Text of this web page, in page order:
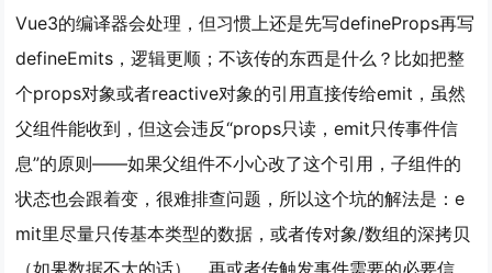
Vue3的编译器会处理，但习惯上还是先写defineProps再写
defineEmits，逻辑更顺；不该传的东西是什么？比如把整
个props对象或者reactive对象的引用直接传给emit，虽然
父组件能收到，但这会违反“props只读，emit只传事件信
息”的原则——如果父组件不小心改了这个引用，子组件的
状态也会跟着变，很难排查问题，所以这个坑的解法是：e
mit里尽量只传基本类型的数据，或者传对象/数组的深拷贝
（如果数据不大的话），再或者传触发事件需要的必要信